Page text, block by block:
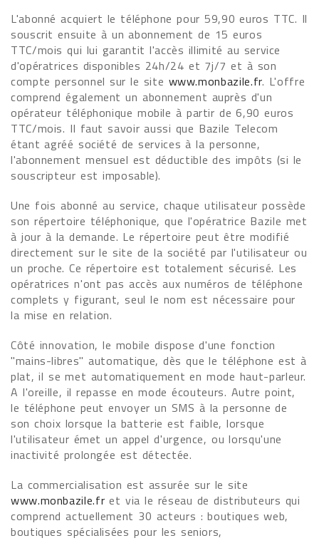
L'abonné acquiert le téléphone pour 59,90 euros TTC. Il
souscrit ensuite à un abonnement de 15 euros
TTC/mois qui lui garantit l'accès illimité au service
d'opératrices disponibles 24h/24 et 7j/7 et à son
compte personnel sur le site www.monbazile.fr. L'offre
comprend également un abonnement auprès d'un
opérateur téléphonique mobile à partir de 6,90 euros
TTC/mois. Il faut savoir aussi que Bazile Telecom
étant agréé société de services à la personne,
l'abonnement mensuel est déductible des impôts (si le
souscripteur est imposable).
Une fois abonné au service, chaque utilisateur possède
son répertoire téléphonique, que l'opératrice Bazile met
à jour à la demande. Le répertoire peut être modifié
directement sur le site de la société par l'utilisateur ou
un proche. Ce répertoire est totalement sécurisé. Les
opératrices n'ont pas accès aux numéros de téléphone
complets y figurant, seul le nom est nécessaire pour
la mise en relation.
Côté innovation, le mobile dispose d'une fonction
"mains-libres" automatique, dès que le téléphone est à
plat, il se met automatiquement en mode haut-parleur.
A l'oreille, il repasse en mode écouteurs. Autre point,
le téléphone peut envoyer un SMS à la personne de
son choix lorsque la batterie est faible, lorsque
l'utilisateur émet un appel d'urgence, ou lorsqu'une
inactivité prolongée est détectée.
La commercialisation est assurée sur le site
www.monbazile.fr et via le réseau de distributeurs qui
comprend actuellement 30 acteurs : boutiques web,
boutiques spécialisées pour les seniors,